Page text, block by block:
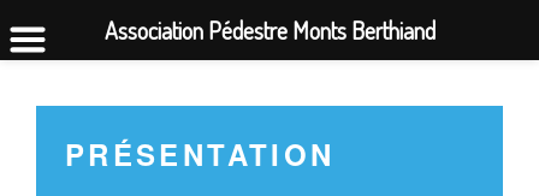
PRÉSENTATION
Association Pédestre Monts Berthiand